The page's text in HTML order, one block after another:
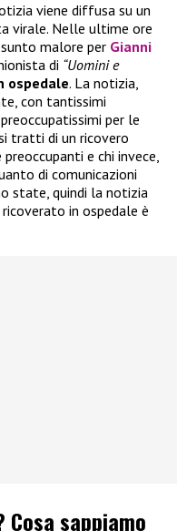
viene diffusa su un
virale. Nelle ultime ore
malore per Gianni
di “Uomini e
ospedale. La notizia,
con tantissimi
per le
si tratti di un ricovero
preoccupanti e chi invece,
di comunicazioni
state, quindi la notizia
in ospedale è
sappiamo